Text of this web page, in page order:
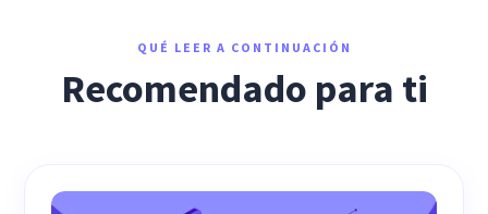
QUÉ LEER A CONTINUACIÓN
Recomendado para ti